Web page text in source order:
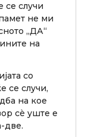
се случи
не ми
„ДА“
на
со
се случи,
на кое
сè уште е
две.